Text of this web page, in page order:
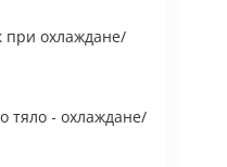
при охлаждане/
тяло - охлаждане/